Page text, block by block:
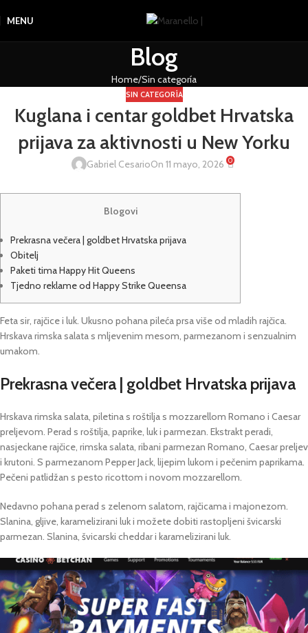
MENU
Blog
Home Sin categoría
SIN CATEGORÍA
Kuglana i centar goldbet Hrvatska
prijava za aktivnosti u New Yorku
Gabriel CesarioOn 11 mayo, 2026 0
Blogovi
Prekrasna večera | goldbet Hrvatska prijava
Obitelj
Paketi tima Happy Hit Queens
Tjedno reklame od Happy Strike Queensa
Feta sir, rajčice i luk. Ukusno pohana pileća prsa više od mladih rajčica.
Hrskava rimska salata s mljevenim mesom, parmezanom i senzualnim
umakom.
Prekrasna večera | goldbet Hrvatska prijava
Hrskava rimska salata, piletina s roštilja s mozzarellom Romano i Caesar
preljevom. Perad s roštilja, paprike, luk i parmezan. Ekstrakt peradi,
nasjeckane rajčice, rimska salata, ribani parmezan Romano, Caesar preljev
i krutoni. S parmezanom Pepper Jack, lijepim lukom i pečenim paprikama.
Pečeni patlidžan s pesto ricottom i novom mozzarellom.
Nedavno pohana perad s zelenom salatom, rajčicama i majonezom.
Slanina, gljive, karamelizirani luk i možete dobiti rastopljeni švicarski
parmezan. Slanina, švicarski cheddar i karamelizirani luk.